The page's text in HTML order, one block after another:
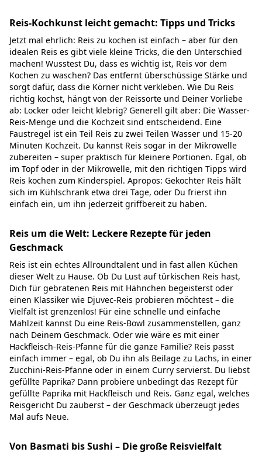
Reis-Kochkunst leicht gemacht: Tipps und Tricks
Jetzt mal ehrlich: Reis zu kochen ist einfach – aber für den
idealen Reis es gibt viele kleine Tricks, die den Unterschied
machen! Wusstest Du, dass es wichtig ist, Reis vor dem
Kochen zu waschen? Das entfernt überschüssige Stärke und
sorgt dafür, dass die Körner nicht verkleben. Wie Du Reis
richtig kochst, hängt von der Reissorte und Deiner Vorliebe
ab: Locker oder leicht klebrig? Generell gilt aber: Die Wasser-
Reis-Menge und die Kochzeit sind entscheidend. Eine
Faustregel ist ein Teil Reis zu zwei Teilen Wasser und 15-20
Minuten Kochzeit. Du kannst Reis sogar in der Mikrowelle
zubereiten – super praktisch für kleinere Portionen. Egal, ob
im Topf oder in der Mikrowelle, mit den richtigen Tipps wird
Reis kochen zum Kinderspiel. Apropos: Gekochter Reis hält
sich im Kühlschrank etwa drei Tage, oder Du frierst ihn
einfach ein, um ihn jederzeit griffbereit zu haben.
Reis um die Welt: Leckere Rezepte für jeden
Geschmack
Reis ist ein echtes Allroundtalent und in fast allen Küchen
dieser Welt zu Hause. Ob Du Lust auf türkischen Reis hast,
Dich für gebratenen Reis mit Hähnchen begeisterst oder
einen Klassiker wie Djuvec-Reis probieren möchtest – die
Vielfalt ist grenzenlos! Für eine schnelle und einfache
Mahlzeit kannst Du eine Reis-Bowl zusammenstellen, ganz
nach Deinem Geschmack. Oder wie wäre es mit einer
Hackfleisch-Reis-Pfanne für die ganze Familie? Reis passt
einfach immer – egal, ob Du ihn als Beilage zu Lachs, in einer
Zucchini-Reis-Pfanne oder in einem Curry servierst. Du liebst
gefüllte Paprika? Dann probiere unbedingt das Rezept für
gefüllte Paprika mit Hackfleisch und Reis. Ganz egal, welches
Reisgericht Du zauberst – der Geschmack überzeugt jedes
Mal aufs Neue.
Von Basmati bis Sushi – Die große Reisvielfalt